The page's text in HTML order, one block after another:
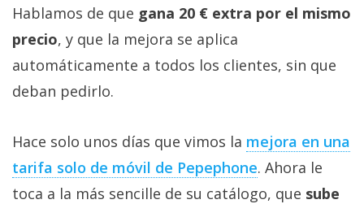
Hablamos de que gana 20 € extra por el mismo
precio, y que la mejora se aplica
automáticamente a todos los clientes, sin que
deban pedirlo.
Hace solo unos días que vimos la mejora en una
tarifa solo de móvil de Pepephone‎. Ahora le
toca a la más sencille de su catálogo, que sube